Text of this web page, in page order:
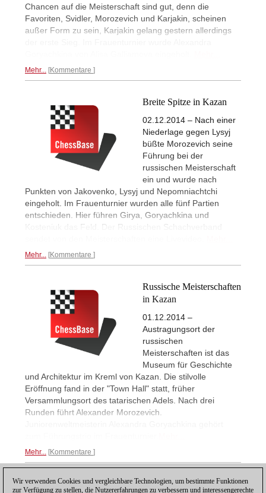
Chancen auf die Meisterschaft sind gut, denn die
Favoriten, Svidler, Morozevich und Karjakin, scheinen
außer Form zu sein, Karjakin gelang gestern allerdings
Mehr... Kommentare
Breite Spitze in Kazan
02.12.2014 – Nach einer
Niederlage gegen Lysyj
büßte Morozevich seine
Führung bei der
russischen Meisterschaft
ein und wurde nach
Punkten von Jakovenko, Lysyj und Nepomniachtchi
eingeholt. Im Frauenturnier wurden alle fünf Partien
entschieden. Hier führen Girya, Goryachkina und
Kosteniuk das Feld. Der Russischen Schachverband
Mehr... Kommentare
Russische Meisterschaften
in Kazan
01.12.2014 –
Austragungsort der
russischen
Meisterschaften ist das
Museum für Geschichte
und Architektur im Kreml von Kazan. Die stilvolle
Eröffnung fand in der "Town Hall" statt, früher
Versammlungsort des tatarischen Adels. Nach drei
Runden führt Alexander Morozevich.
Mehr... Kommentare
1
Wir verwenden Cookies und vergleichbare Technologien, um bestimmte Funktionen
zur Verfügung zu stellen, die Nutzererfahrungen zu verbessern und interessengerechte